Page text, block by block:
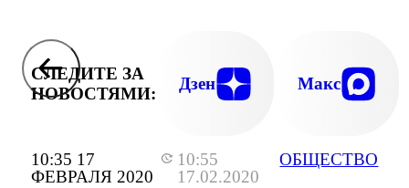
10:35 17
ФЕВРАЛЯ 2020
10:55
17.02.2020
ОБЩЕСТВО
СЛЕДИТЕ ЗА
НОВОСТЯМИ:
Дзен Макс